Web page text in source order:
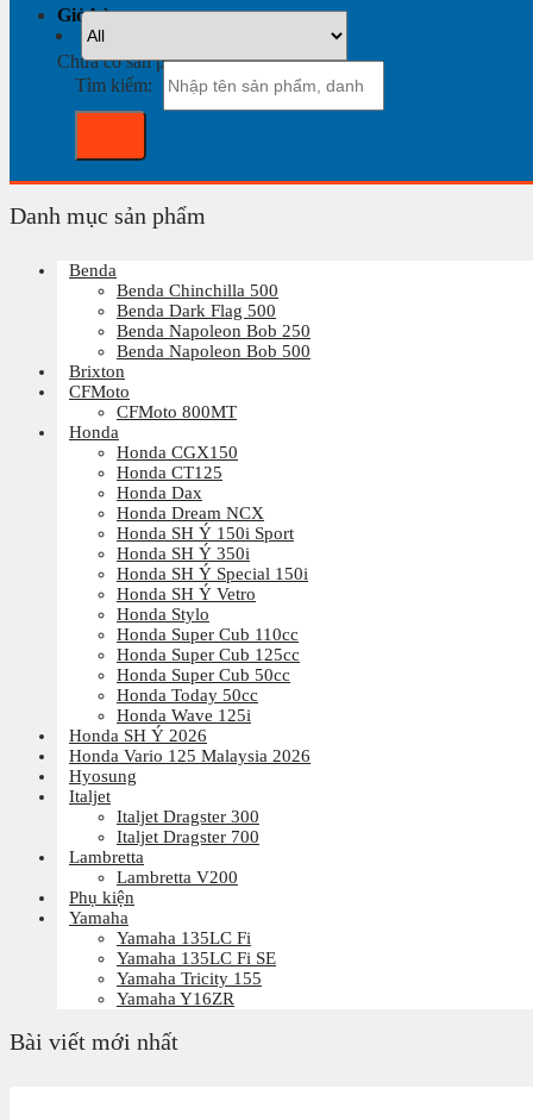
Giỏ hàng
Chưa có sản phẩm trong giỏ hàng.
Tìm kiếm:
Danh mục sản phẩm
Benda
Benda Chinchilla 500
Benda Dark Flag 500
Benda Napoleon Bob 250
Benda Napoleon Bob 500
Brixton
CFMoto
CFMoto 800MT
Honda
Honda CGX150
Honda CT125
Honda Dax
Honda Dream NCX
Honda SH Ý 150i Sport
Honda SH Ý 350i
Honda SH Ý Special 150i
Honda SH Ý Vetro
Honda Stylo
Honda Super Cub 110cc
Honda Super Cub 125cc
Honda Super Cub 50cc
Honda Today 50cc
Honda Wave 125i
Honda SH Ý 2026
Honda Vario 125 Malaysia 2026
Hyosung
Italjet
Italjet Dragster 300
Italjet Dragster 700
Lambretta
Lambretta V200
Phụ kiện
Yamaha
Yamaha 135LC Fi
Yamaha 135LC Fi SE
Yamaha Tricity 155
Yamaha Y16ZR
Bài viết mới nhất